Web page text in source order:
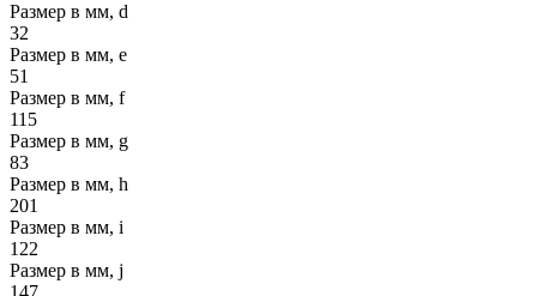
Размер в мм, d
32
Размер в мм, e
51
Размер в мм, f
115
Размер в мм, g
83
Размер в мм, h
201
Размер в мм, i
122
Размер в мм, j
147